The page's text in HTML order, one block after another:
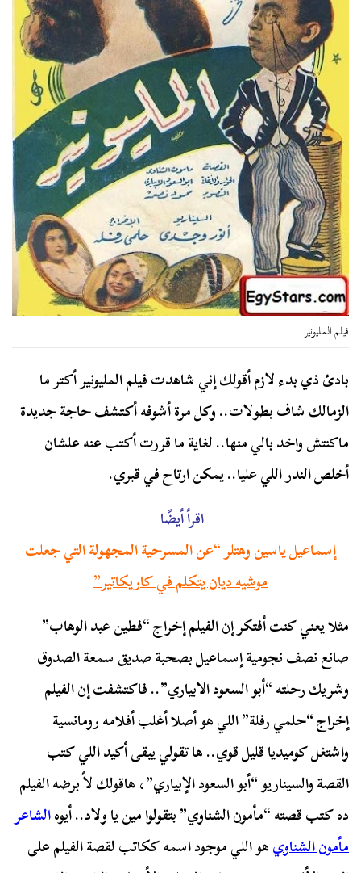
فيلم المليونير
بادئ ذي بدء لازم أقولك إني شاهدت فيلم المليونير أكتر ما
الزمالك شاف بطولات.. وكل مرة أشوفه أكتشف حاجة جديدة
ماكنتش واخد بالي منها.. لغاية ما قررت أكتب عنه علشان
أخلص الندر اللي عليا.. يمكن ارتاح في قبري.
اقرأ أيضًا
إسماعيل ياسين وهتلر “عن المسرحية المجهولة التي جعلت
موشيه ديان يتكلم في كاريكاتير”
مثلا يعني كنت أفتكر إن الفيلم إخراج “فطين عبد الوهاب”
صانع نصف نجومية إسماعيل بصحبة صديق سمعة الصدوق
وشريك رحلته “أبو السعود الابياري”.. فاكتشفت إن الفيلم
إخراج “حلمي رفلة” اللي هو أصلا أغلب أفلامه رومانسية
واشتغل كوميديا قليل قوي.. ها تقولي يبقى أكيد اللي كتب
القصة والسيناريو “أبو السعود الإبياري”، هاقولك لأ برضه الفيلم
ده كتب قصته “مأمون الشناوي” بتقولوا مين يا ولاد.. أيوهالشاعر
مأمون الشناويهو اللي موجود اسمه ككاتب لقصة الفيلم على